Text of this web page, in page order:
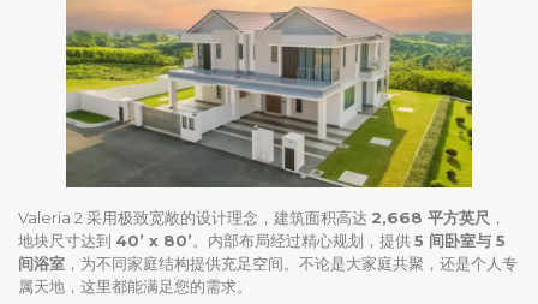
Valeria 2 采用极致宽敞的设计理念，建筑面积高达 2,668 平方英尺 ，
地块尺寸达到 40’ x 80’。内部布局经过精心规划，提供5 间卧室与 5
间浴室 ，为不同家庭结构提供充足空间。不论是大家庭共聚，还是个人专
属天地，这里都能满足您的需求。